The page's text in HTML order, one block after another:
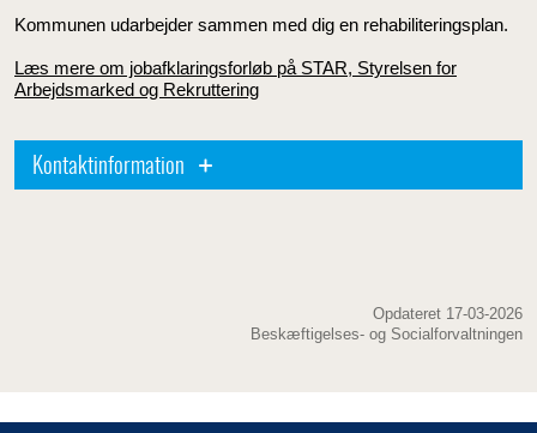
Kommunen udarbejder sammen med dig en rehabiliteringsplan.
Læs mere om jobafklaringsforløb på STAR, Styrelsen for
Arbejdsmarked og Rekruttering
Kontaktinformation
Opdateret 17-03-2026
Beskæftigelses- og Socialforvaltningen